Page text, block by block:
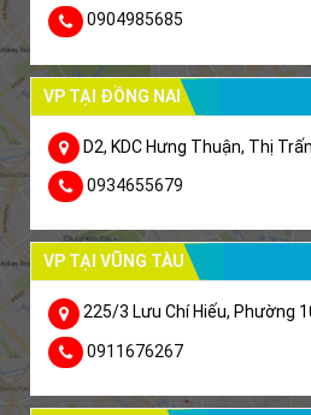
0904985685
VP TẠI ĐỒNG NAI
D2, KDC Hưng Thuận, Thị
0934655679
VP TẠI VŨNG TÀU
225/3 Lưu Chí Hiếu, Phường
0911676267